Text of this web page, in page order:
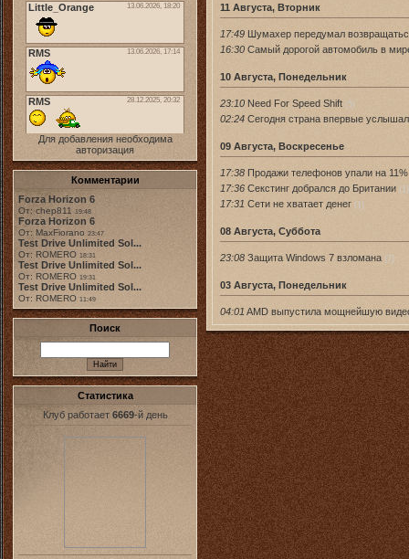
Для добавления необходима
авторизация
Комментарии
Forza Horizon 6
От: chep811 19:48
Forza Horizon 6
От: MaxFiorano 23:47
Test Drive Unlimited Sol...
От: ROMERO 18:31
Test Drive Unlimited Sol...
От: ROMERO 19:31
Test Drive Unlimited Sol...
От: ROMERO 11:49
Поиск
Статистика
Клуб работает 6669-й день
11 Августа, Вторник
17:49 Шумахер передумал
16:30 Самый дорогой автомобиль в
10 Августа, Понедельник
23:10 Need For Speed Shift (5)
02:24 Сегодня страна впервые
09 Августа, Воскресенье
17:38 Продажи телефонов упали на 11%
17:36 Секстинг добрался до Британии (1)
17:31 Сети не хватает денег (1)
08 Августа, Суббота
23:08 Защита Windows 7 взломана (7)
03 Августа, Понедельник
04:01 AMD выпустила мощнейшую